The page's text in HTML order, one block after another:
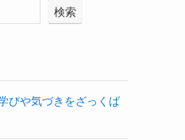
検索
びや気づきをざっくば